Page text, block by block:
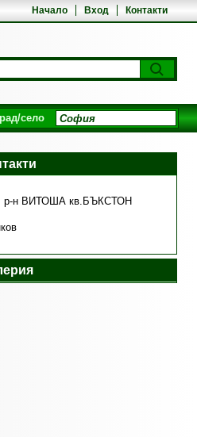
Начало Вход Контакти
село
р-н ВИТОША кв.БЪКСТОН